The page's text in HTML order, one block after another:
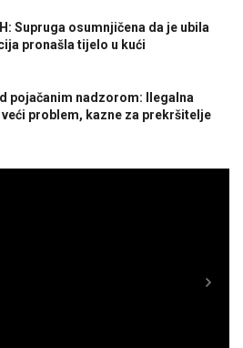
Supruga osumnjičena da je ubila
pronašla tijelo u kući
pojačanim nadzorom: Ilegalna
veći problem, kazne za prekršitelje